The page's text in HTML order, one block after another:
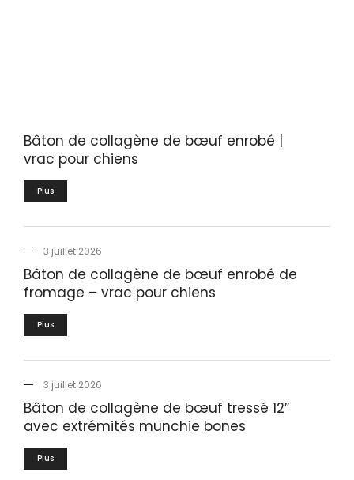
Bâton de collagène de bœuf enrobé |
vrac pour chiens
Plus
3 juillet 2026
Bâton de collagène de bœuf enrobé de
fromage – vrac pour chiens
Plus
3 juillet 2026
Bâton de collagène de bœuf tressé 12″
avec extrémités munchie bones
Plus